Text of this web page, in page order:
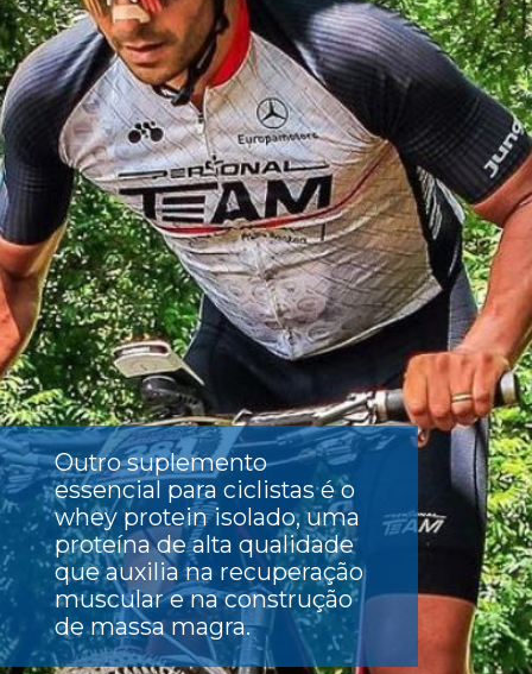
Outro suplemento
essencial para ciclistas é o
whey protein isolado, uma
proteína de alta qualidade
que auxilia na recuperação
muscular e na construção
de massa magra.